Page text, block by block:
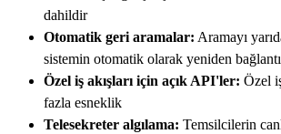
dahildir
Otomatik geri aramalar: Aramayı
sistemin otomatik olarak yeniden
Özel iş akışları için açık API'ler: Özel
fazla esneklik
Telesekreter algılama: Temsilcilerin